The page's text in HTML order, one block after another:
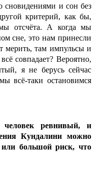
сновидениями и сон без
критерий, как бы,
отсчёта. А когда мы
сне, это нам принесли
мерить, там импульсы и
совпадает? Вероятно,
я не берусь сейчас
всё-таки остановимся
ревнивый, и
Кундалини можно
или большой риск, что